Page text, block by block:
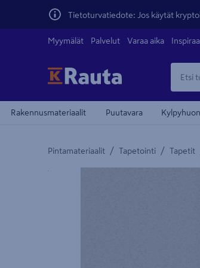
Tietoturvatiedote: Jos käytät
Myymälät Palvelut Varaa aika
Rakennusmateriaalit Puutavara
Pintamateriaalit / Tapetointi / Tapetit
Yksityiskohtainen kuvaus löytyy